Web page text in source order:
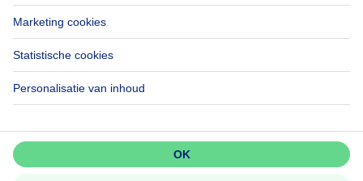
Contacteer ons
LinkedIn
Immoweb SA © 2026 - Alle rechten voorbehouden
Gebruiksvoorwaarden Cookie instellingen
Privacybeleid
Rangschikking regels
3044 -
Activeer meldingen en wees als
eerste op de hoogte van nieuwe